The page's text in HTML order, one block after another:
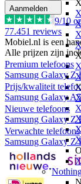
Aanmelden
9/10
77.451 reviews
Mobiel.nl is een
Alle prijzen zijn
Premium telefoons
Samsung Galaxy Z
Prijs/kwaliteit
Samsung Galaxy
Nieuwe telefoons
Samsung Galaxy Z
Verwachte telefoons
Samsung Galaxy Z